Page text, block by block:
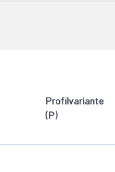
Profilvariante
(P)